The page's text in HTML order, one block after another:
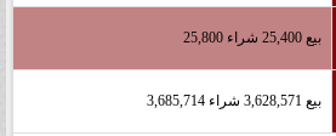
بيع 25,400 شراء 25,800
بيع 3,628,571 شراء 3,685,714